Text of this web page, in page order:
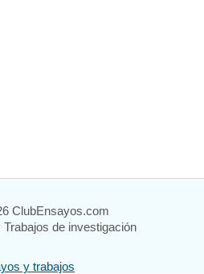
ClubEnsayos.com
de investigación
y trabajos